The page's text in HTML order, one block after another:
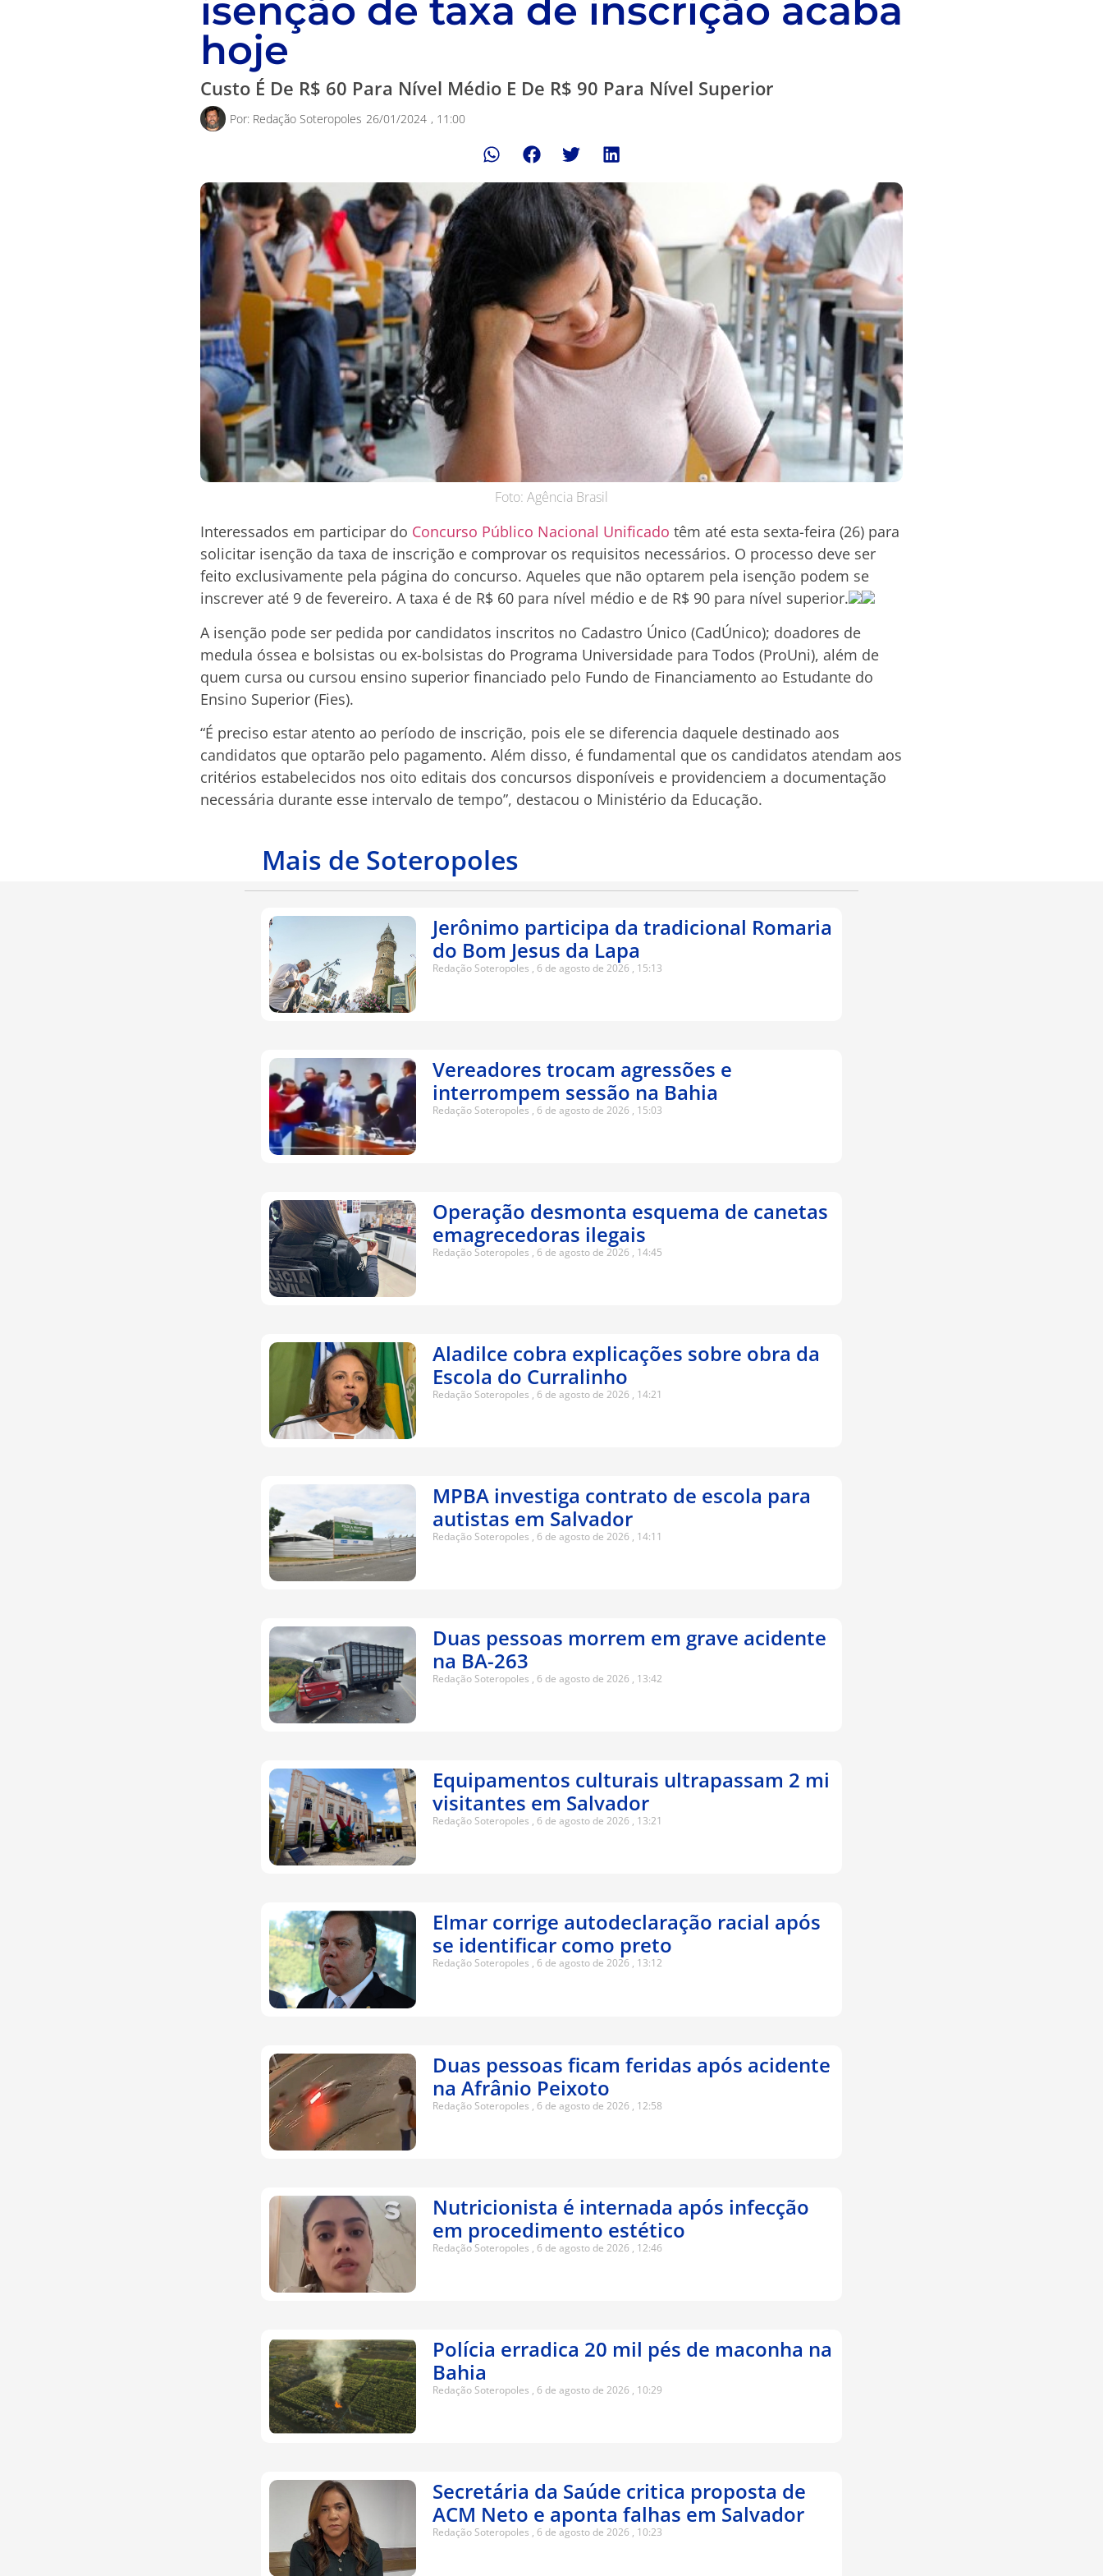
isenção de taxa de inscrição acaba
hoje
Custo É De R$ 60 Para Nível Médio E De R$ 90 Para Nível Superior
Por: Redação Soteropoles 26/01/2024 , 11:00
Foto: Agência Brasil
Interessados em participar do Concurso Público Nacional Unificado têm até esta sexta-feira (26) para
solicitar isenção da taxa de inscrição e comprovar os requisitos necessários. O processo deve ser
feito exclusivamente pela página do concurso. Aqueles que não optarem pela isenção podem se
inscrever até 9 de fevereiro. A taxa é de R$ 60 para nível médio e de R$ 90 para nível superior.
A isenção pode ser pedida por candidatos inscritos no Cadastro Único (CadÚnico); doadores de
medula óssea e bolsistas ou ex-bolsistas do Programa Universidade para Todos (ProUni), além de
quem cursa ou cursou ensino superior financiado pelo Fundo de Financiamento ao Estudante do
Ensino Superior (Fies).
“É preciso estar atento ao período de inscrição, pois ele se diferencia daquele destinado aos
candidatos que optarão pelo pagamento. Além disso, é fundamental que os candidatos atendam aos
critérios estabelecidos nos oito editais dos concursos disponíveis e providenciem a documentação
necessária durante esse intervalo de tempo”, destacou o Ministério da Educação.
Mais de Soteropoles
Jerônimo participa da tradicional Romaria
do Bom Jesus da Lapa
Redação Soteropoles 6 de agosto de 2026 15:13
Vereadores trocam agressões e
interrompem sessão na Bahia
Redação Soteropoles 6 de agosto de 2026 15:03
Operação desmonta esquema de canetas
emagrecedoras ilegais
Redação Soteropoles 6 de agosto de 2026 14:45
Aladilce cobra explicações sobre obra da
Escola do Curralinho
Redação Soteropoles 6 de agosto de 2026 14:21
MPBA investiga contrato de escola para
autistas em Salvador
Redação Soteropoles 6 de agosto de 2026 14:11
Duas pessoas morrem em grave acidente
na BA-263
Redação Soteropoles 6 de agosto de 2026 13:42
Equipamentos culturais ultrapassam 2 mi
visitantes em Salvador
Redação Soteropoles 6 de agosto de 2026 13:21
Elmar corrige autodeclaração racial após
se identificar como preto
Redação Soteropoles 6 de agosto de 2026 13:12
Duas pessoas ficam feridas após acidente
na Afrânio Peixoto
Redação Soteropoles 6 de agosto de 2026 12:58
Nutricionista é internada após infecção
em procedimento estético
Redação Soteropoles 6 de agosto de 2026 12:46
Polícia erradica 20 mil pés de maconha na
Bahia
Redação Soteropoles 6 de agosto de 2026 10:29
Secretária da Saúde critica proposta de
ACM Neto e aponta falhas em Salvador
Redação Soteropoles 6 de agosto de 2026 10:23